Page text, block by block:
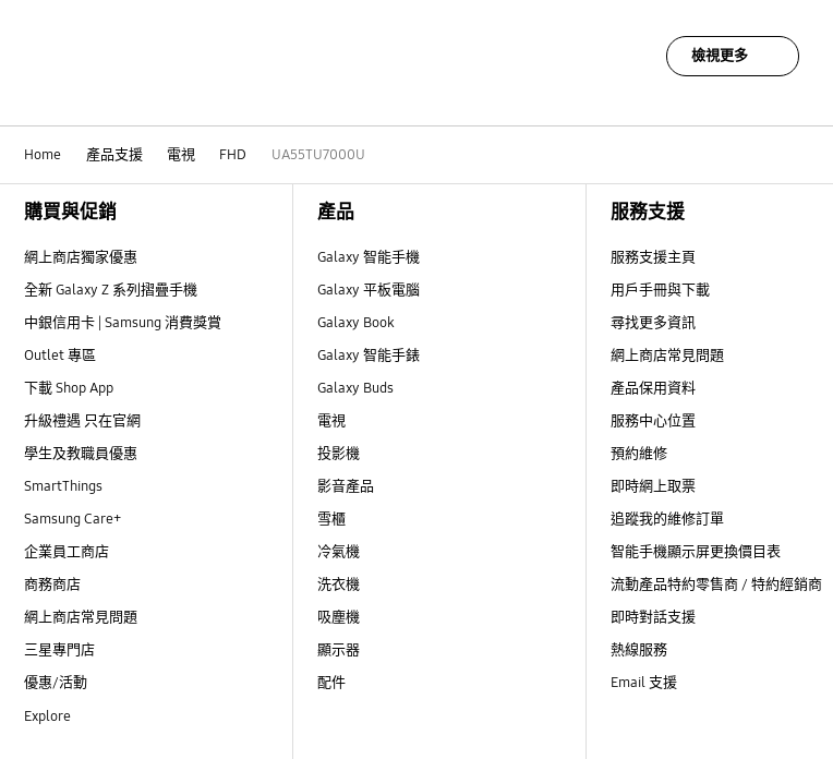
檢視更多
Home 產品支援 電視 FHD UA55TU7000U
購買與促銷
網上商店獨家優惠
全新 Galaxy Z 系列摺疊手機
中銀信用卡 | Samsung 消費獎賞
Outlet 專區
下載 Shop App
升級禮遇 只在官網
學生及教職員優惠
SmartThings
Samsung Care+
企業員工商店
商務商店
網上商店常見問題
三星專門店
優惠/活動
Explore
產品
Galaxy 智能手機
Galaxy 平板電腦
Galaxy Book
Galaxy 智能手錶
Galaxy Buds
電視
投影機
影音產品
雪櫃
冷氣機
洗衣機
吸塵機
顯示器
配件
服務支援
服務支援主頁
用戶手冊與下載
尋找更多資訊
網上商店常見問題
產品保用資料
服務中心位置
預約維修
即時網上取票
追蹤我的維修訂單
智能手機顯示屏更換價目表
流動產品特約零售商 / 特約經銷商
即時對話支援
熱線服務
Email 支援